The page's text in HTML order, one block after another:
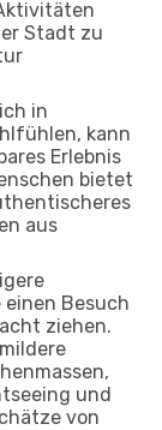
Stadt zu
in
kann
Erlebnis
bietet
aus
Besuch
ziehen.
und
von